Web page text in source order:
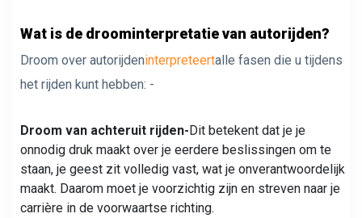
Wat is de droominterpretatie van autorijden?
Droom over autorijdeninterpreteertalle fasen die u tijdens
het rijden kunt hebben: -
Droom van achteruit rijden-Dit betekent dat je je
onnodig druk maakt over je eerdere beslissingen om te
staan, je geest zit volledig vast, wat je onverantwoordelijk
maakt. Daarom moet je voorzichtig zijn en streven naar je
carrière in de voorwaartse richting.